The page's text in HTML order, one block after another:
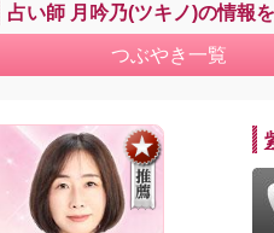
占い師 月吟乃(ツキノ)の情報
つぶやき一覧